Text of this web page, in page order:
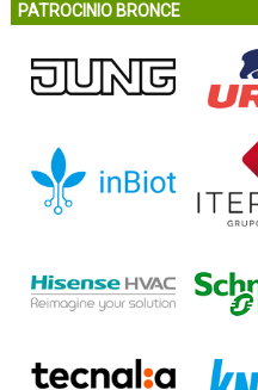
PATROCINIO BRONCE